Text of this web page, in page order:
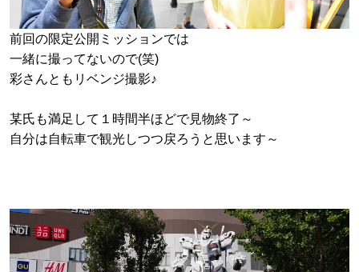
前回の限定公開ミッションでは
一緒に撮ってないので(笑)
彩さんともリベンジ撮影♪
某氏も満足して１時間半ほどで見物終了～
自分は自転車で観光しつつ戻ろうと思います～